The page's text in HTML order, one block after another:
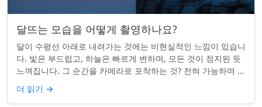
달뜨는 모습을 어떻게 촬영하나요?
달이 수평선 아래로 내려가는 것에는 비현실적인 느낌이 있습니
다. 빛은 부드럽고, 하늘은 빠르게 변하며, 모든 것이 정지된 듯
느껴집니다. 그 순간을 카메라로 포착하는 것? 전혀 가능하며 가
치가 있습니다. 간단한 팁:...
더 읽기 →